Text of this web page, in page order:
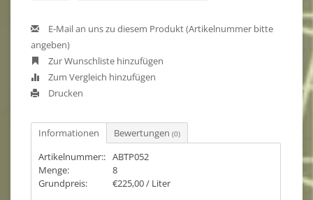
E-Mail an uns zu diesem Produkt (Artikelnummer bitte
angeben)
Zur Wunschliste hinzufügen
Zum Vergleich hinzufügen
Drucken
Informationen Bewertungen (0)
Artikelnummer:: ABTP052
Menge:
8
Grundpreis:
€225,00 / Liter